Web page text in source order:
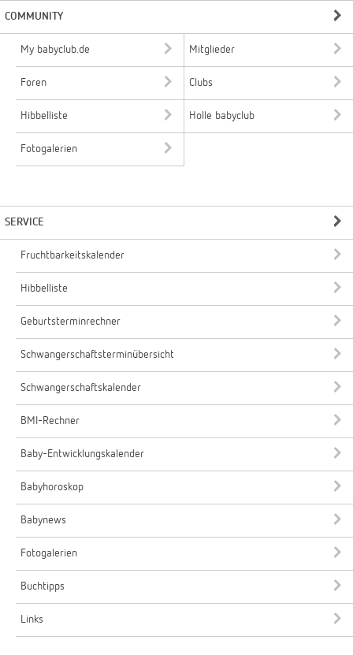
COMMUNITY
My babyclub.de Mitglieder
Foren Clubs
Hibbelliste Holle babyclub
Fotogalerien
SERVICE
Fruchtbarkeitskalender
Hibbelliste
Geburtsterminrechner
Schwangerschaftsterminübersicht
Schwangerschaftskalender
BMI-Rechner
Baby-Entwicklungskalender
Babyhoroskop
Babynews
Fotogalerien
Buchtipps
Links